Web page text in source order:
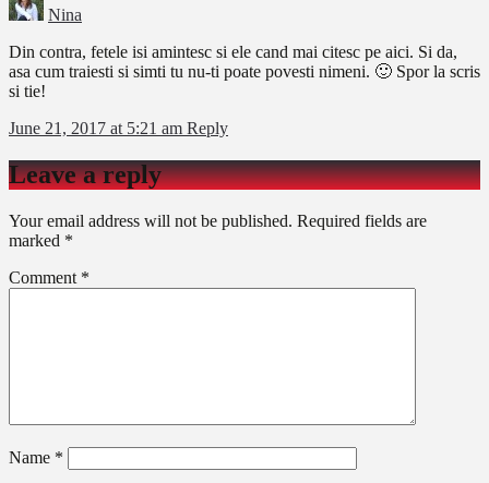
Nina
Din contra, fetele isi amintesc si ele cand mai citesc pe aici. Si da,
asa cum traiesti si simti tu nu-ti poate povesti nimeni. 🙂 Spor la scris
si tie!
June 21, 2017 at 5:21 am Reply
Leave a reply
Your email address will not be published. Required fields are
marked *
Comment *
Name *